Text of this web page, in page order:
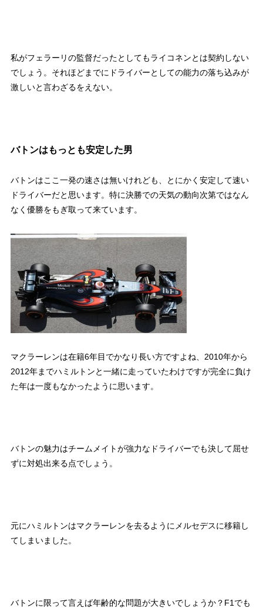
私がフェラーリの監督だったとしてもライコネンとは契約しない
でしょう。それほどまでにドライバーとしての能力の落ち込みが
激しいと言わざるをえない。
バトンはもっとも安定した男
バトンはここ一発の速さは無いけれども、とにかく安定して速い
ドライバーだと思います。特に決勝での天気の動向次第ではなん
なく優勝をもぎ取って来ています。
マクラーレンは在籍6年目でかなり長い方ですよね、2010年から
2012年までハミルトンと一緒に走っていたわけですが完全に負け
た年は一度もなかったように思います。
バトンの魅力はチームメイトが強力なドライバーでも決して屈せ
ずに対処出来る点でしょう。
元にハミルトンはマクラーレンを去るようにメルセデスに移籍し
てしまいました。
バトンに限って言えば年齢的な問題が大きいでしょうか？F1でも